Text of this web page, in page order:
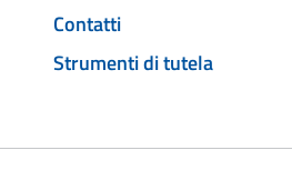
Contatti
Strumenti di tutela